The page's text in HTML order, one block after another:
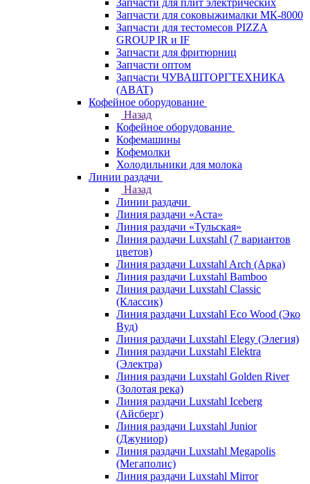
Запчасти для плит электрических
Запчасти для соковыжималки МК-8000
Запчасти для тестомесов PIZZA
GROUP IR и IF
Запчасти для фритюрниц
Запчасти оптом
Запчасти ЧУВАШТОРГТЕХНИКА
(ABAT)
Кофейное оборудование
Назад
Кофейное оборудование
Кофемашины
Кофемолки
Холодильники для молока
Линии раздачи
Назад
Линии раздачи
Линия раздачи «Аста»
Линия раздачи «Тульская»
Линия раздачи Luxstahl (7 вариантов
цветов)
Линия раздачи Luxstahl Arch (Арка)
Линия раздачи Luxstahl Bamboo
Линия раздачи Luxstahl Classic
(Классик)
Линия раздачи Luxstahl Eco Wood (Эко
Вуд)
Линия раздачи Luxstahl Elegy (Элегия)
Линия раздачи Luxstahl Elektra
(Электра)
Линия раздачи Luxstahl Golden River
(Золотая река)
Линия раздачи Luxstahl Iceberg
(Айсберг)
Линия раздачи Luxstahl Junior
(Джуниор)
Линия раздачи Luxstahl Megapolis
(Мегаполис)
Линия раздачи Luxstahl Mirror